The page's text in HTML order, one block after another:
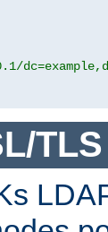
TLS